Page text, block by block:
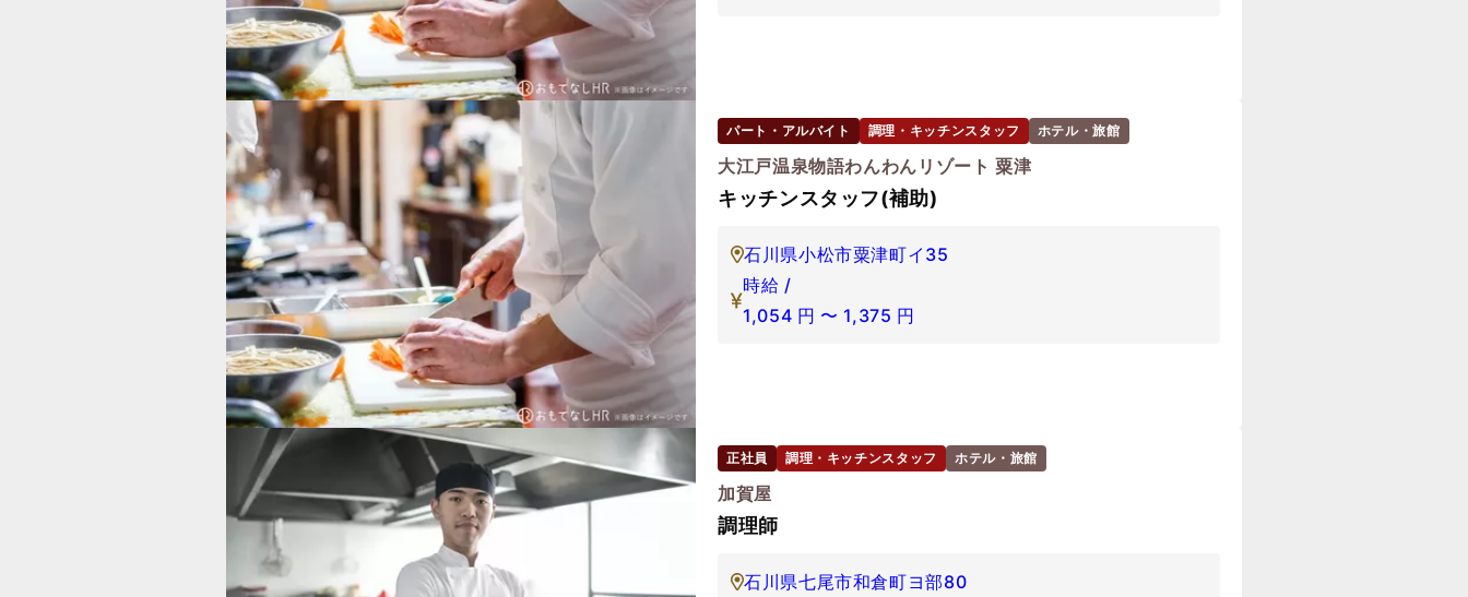
パート・アルバイト 調理・キッチンスタッフ ホテル・旅館
大江戸温泉物語わんわんリゾート 粟津
キッチンスタッフ(補助)
石川県小松市粟津町イ35
時給 /
1,054 円 〜 1,375 円
正社員 調理・キッチンスタッフ ホテル・旅館
加賀屋
調理師
石川県七尾市和倉町ヨ部80